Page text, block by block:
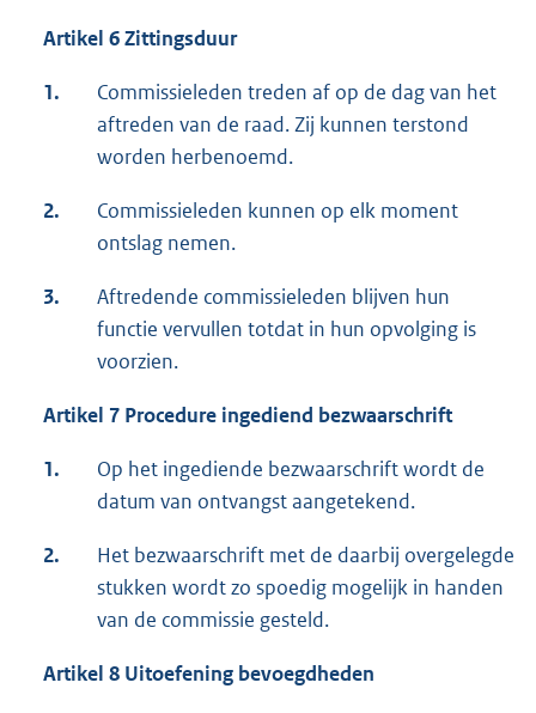
Artikel 6 Zittingsduur
1.
Commissieleden treden af op de dag van het
aftreden van de raad. Zij kunnen terstond
worden herbenoemd.
2.
Commissieleden kunnen op elk moment
ontslag nemen.
3.
Aftredende commissieleden blijven hun
functie vervullen totdat in hun opvolging is
voorzien.
Artikel 7 Procedure ingediend bezwaarschrift
1.
Op het ingediende bezwaarschrift wordt de
datum van ontvangst aangetekend.
2.
Het bezwaarschrift met de daarbij overgelegde
stukken wordt zo spoedig mogelijk in handen
van de commissie gesteld.
Artikel 8 Uitoefening bevoegdheden